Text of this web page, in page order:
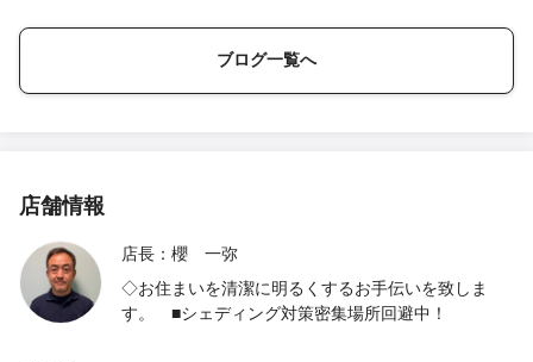
ブログ一覧へ
店舗情報
店長：櫻 一弥
◇お住まいを清潔に明るくするお手伝いを致しま
す。 ■シェディング対策密集場所回避中！